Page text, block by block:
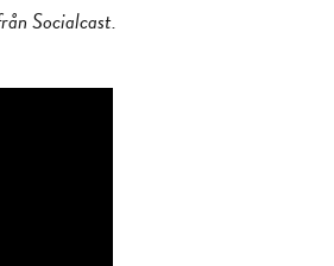
Socialcast.